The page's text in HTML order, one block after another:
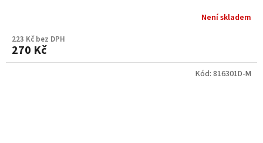
Není skladem
223 Kč bez DPH
270 Kč
Kód: 816301D-M